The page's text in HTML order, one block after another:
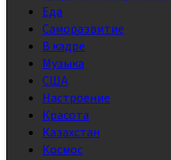
Еда
Саморазвитие
В кадре
Музыка
США
Настроение
Красота
Казахстан
Космос